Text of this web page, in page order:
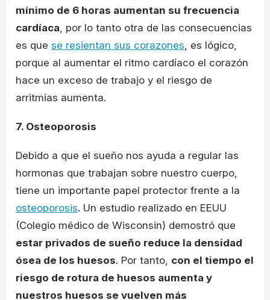
mínimo de 6 horas aumentan su frecuencia
cardíaca, por lo tanto otra de las consecuencias
es que se resientan sus corazones, es lógico,
porque al aumentar el ritmo cardíaco el corazón
hace un exceso de trabajo y el riesgo de
arritmias aumenta.
7. Osteoporosis
Debido a que el sueño nos ayuda a regular las
hormonas que trabajan sobre nuestro cuerpo,
tiene un importante papel protector frente a la
osteoporosis. Un estudio realizado en EEUU
(Colegio médico de Wisconsin) demostró que
estar privados de sueño reduce la densidad
ósea de los huesos. Por tanto, con el tiempo el
riesgo de rotura de huesos aumenta y
nuestros huesos se vuelven más